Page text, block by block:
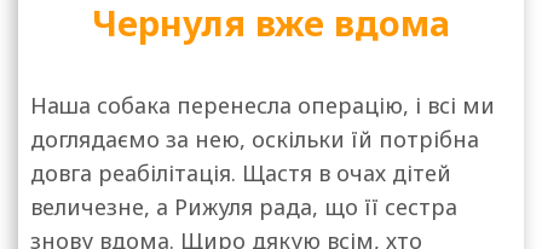
Чернуля вже вдома
Наша собака перенесла операцію, і всі ми
доглядаємо за нею, оскільки їй потрібна
довга реабілітація. Щастя в очах дітей
величезне, а Рижуля рада, що її сестра
знову вдома. Щиро дякую всім, хто